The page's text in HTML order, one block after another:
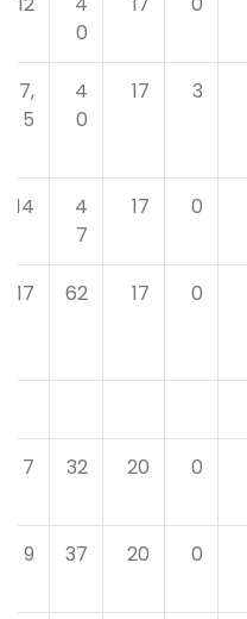
0
3
17
4
0
17,
5
0
17
4
7
14
0
17
62
17
0
20
32
7
0
20
37
9